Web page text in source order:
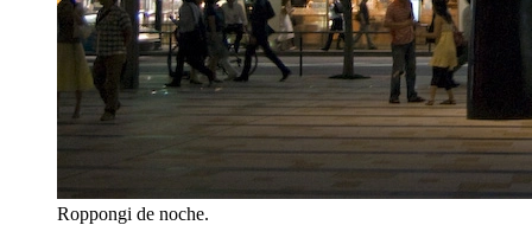
Roppongi de noche.